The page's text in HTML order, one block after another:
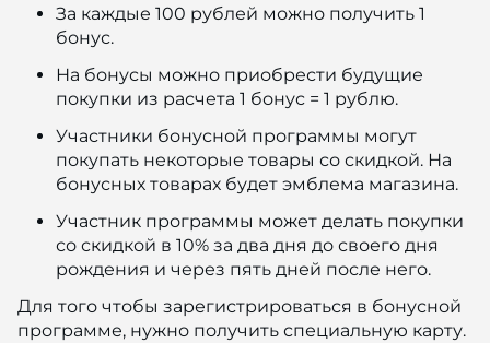
За каждые 100 рублей можно получить 1
бонус.
На бонусы можно приобрести будущие
покупки из расчета 1 бонус = 1 рублю.
Участники бонусной программы могут
покупать некоторые товары со скидкой. На
бонусных товарах будет эмблема магазина.
Участник программы может делать покупки
со скидкой в 10% за два дня до своего дня
рождения и через пять дней после него.
Для того чтобы зарегистрироваться в бонусной
программе, нужно получить специальную карту.